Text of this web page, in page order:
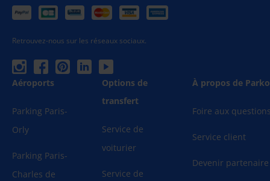
Retrouvez-nous sur les réseaux sociaux.
Aéroports
Parking Paris-
Orly
Parking Paris-
Charles de
Options de
transfert
Service de
voiturier
Service de
À propos de
Foire aux
Service client
Devenir partenaire